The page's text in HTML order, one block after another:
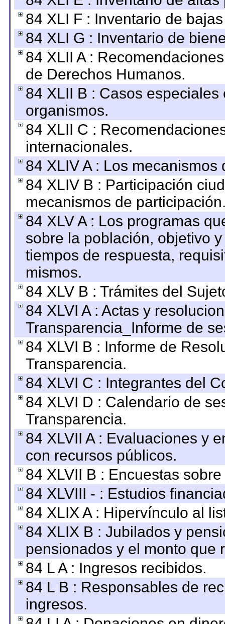
84 XLI F : Inventario de
84 XLI G : Inventario de
84 XLII A :
de Derechos Humanos.
84 XLII B : Casos
organismos.
84 XLII C :
internacionales.
84 XLIV A : Los
84 XLIV B : Participación
mecanismos de
84 XLV A : Los programas
sobre la población, objetivo
tiempos de respuesta,
mismos.
84 XLV B : Trámites del
84 XLVI A : Actas y
Transparencia_Informe de
84 XLVI B : Informe de
Transparencia.
84 XLVI C : Integrantes del
84 XLVI D : Calendario de
Transparencia.
84 XLVII A : Evaluaciones y
con recursos públicos.
84 XLVII B : Encuestas
84 XLVIII - : Estudios
84 XLIX A : Hipervínculo al
84 XLIX B : Jubilados y
pensionados y el monto que
84 L A : Ingresos recibidos.
84 L B : Responsables de
ingresos.